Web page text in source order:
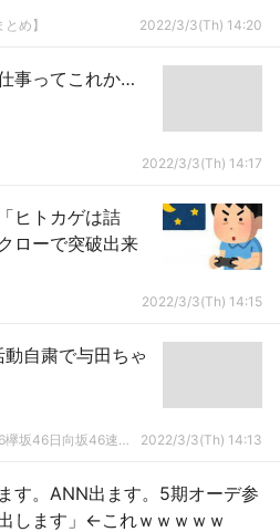
め】 2022/3/3(Th) 14:20
事ってこれか…
2022/3/3(Th) 14:17
ヒトカゲは詰
ローで突破出来
2022/3/3(Th) 14:15
動自粛で与田ちゃ
乃木通☆世界最速！乃木坂46欅坂46日向坂46速報まとめ 2022/3/3(Th) 14:13
す。ANN出ます。5期オーデ参
します」←これｗｗｗｗｗ